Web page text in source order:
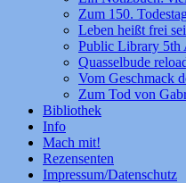
Zum 150.
Leben heißt frei
Public Library 5th
Quasselbude
Vom Geschmack
Zum Tod von
Bibliothek
Info
Mach mit!
Rezensenten
Impressum/Datenschutz